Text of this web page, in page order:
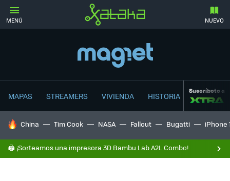
MENÚ NUEVO
MAPAS STREAMERS VIVIENDA HISTORIA Suscríbete a
HOY SE HABLA DE
China Tim Cook NASA Fallout Bugatti iPhone
🖨️ ¡Sorteamos una impresora 3D Bambu Lab A2L Combo!